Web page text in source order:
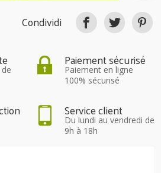
Condividi
Paiement sécurisé
Paiement en ligne
100% sécurisé
Service client
Du lundi au vendredi de
9h à 18h